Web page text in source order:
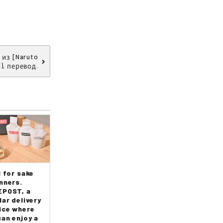
из [Naruto
перевод.
for sake
a
delivery
where
enjoy a